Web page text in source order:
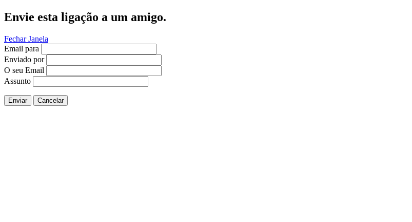
Envie esta ligação a um amigo.
Fechar Janela
Email para
Enviado por
O seu Email
Assunto
Enviar Cancelar